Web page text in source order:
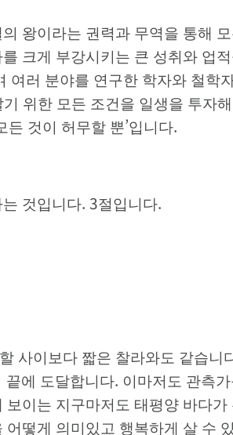
왕이라는 권력과 무역을 통해
크게 부강시키는 큰 성취와 업
러 분야를 연구한 학자와 철학
위한 모든 조건을 일생을 투자
것이 허무할 뿐’입니다.
것입니다. 3절입니다.
사이보다 짧은 찰라와도 같습니
에 도달합니다. 이마저도 관측
이는 지구마저도 태평양 바다
떻게 의미있고 행복하게 살 수